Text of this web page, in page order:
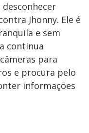
Jhonny. Ele é
e sem
continua
para
e procura pelo
informações